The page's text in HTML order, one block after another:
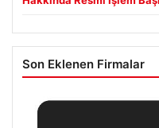
Son Eklenen Firmalar